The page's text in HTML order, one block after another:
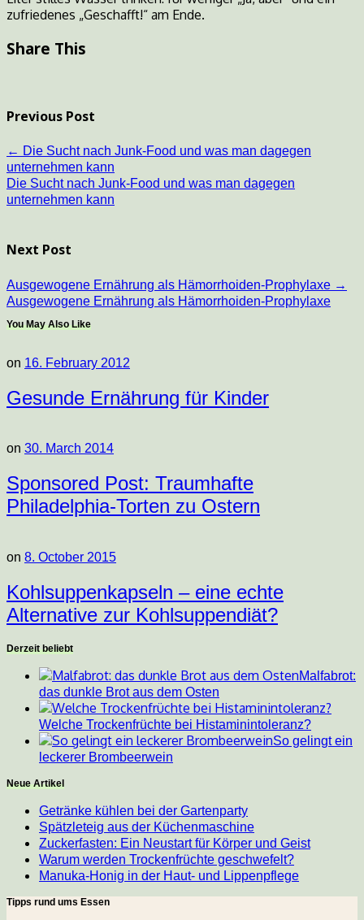
zufriedenes „Geschafft!“ am Ende.
Share This
Previous Post
← Die Sucht nach Junk-Food und was man dagegen
unternehmen kann
Die Sucht nach Junk-Food und was man dagegen
unternehmen kann
Next Post
Ausgewogene Ernährung als Hämorrhoiden-Prophylaxe →
Ausgewogene Ernährung als Hämorrhoiden-Prophylaxe
You May Also Like
on 16. February 2012
Gesunde Ernährung für Kinder
on 30. March 2014
Sponsored Post: Traumhafte
Philadelphia-Torten zu Ostern
on 8. October 2015
Kohlsuppenkapseln – eine echte
Alternative zur Kohlsuppendiät?
Derzeit beliebt
Malfabrot:
das dunkle Brot aus dem Osten
Welche Trockenfrüchte bei Histaminintoleranz?
So gelingt ein
leckerer Brombeerwein
Neue Artikel
Getränke kühlen bei der Gartenparty
Spätzleteig aus der Küchenmaschine
Zuckerfasten: Ein Neustart für Körper und Geist
Warum werden Trockenfrüchte geschwefelt?
Manuka-Honig in der Haut- und Lippenpflege
Tipps rund ums Essen